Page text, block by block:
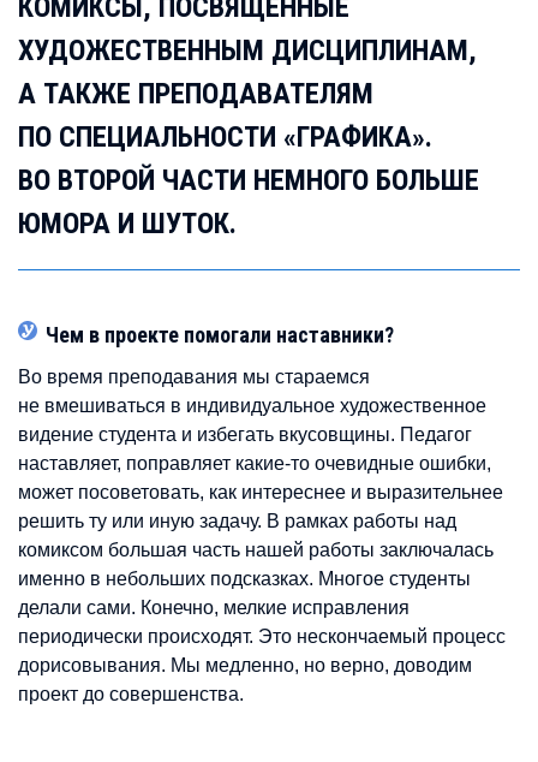
КОМИКСЫ, ПОСВЯЩЕННЫЕ
ХУДОЖЕСТВЕННЫМ ДИСЦИПЛИНАМ,
А ТАКЖЕ ПРЕПОДАВАТЕЛЯМ
ПО СПЕЦИАЛЬНОСТИ «ГРАФИКА».
ВО ВТОРОЙ ЧАСТИ НЕМНОГО БОЛЬШЕ
ЮМОРА И ШУТОК.
Чем в проекте помогали наставники?
Во время преподавания мы стараемся
не вмешиваться в индивидуальное художественное
видение студента и избегать вкусовщины. Педагог
наставляет, поправляет какие-то очевидные ошибки,
может посоветовать, как интереснее и выразительнее
решить ту или иную задачу. В рамках работы над
комиксом большая часть нашей работы заключалась
именно в небольших подсказках. Многое студенты
делали сами. Конечно, мелкие исправления
периодически происходят. Это нескончаемый процесс
дорисовывания. Мы медленно, но верно, доводим
проект до совершенства.